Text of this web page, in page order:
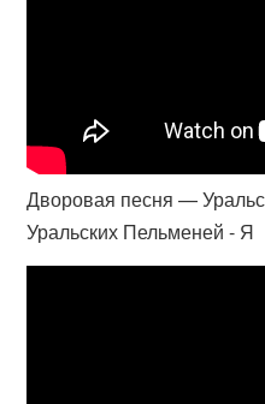
Дворовая песня —
Уральских Пельменей - Я